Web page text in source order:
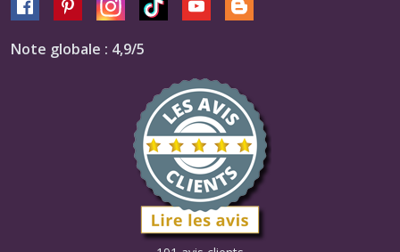
Note globale : 4,9/5